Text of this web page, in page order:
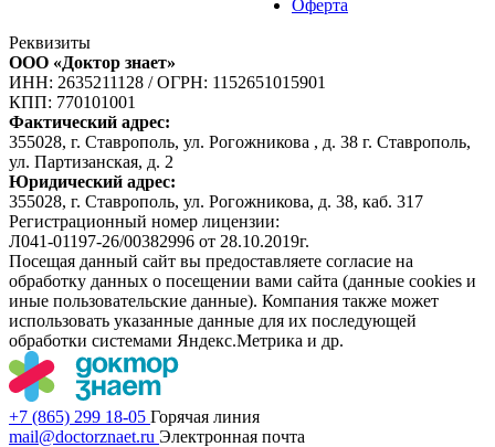
Оферта
Реквизиты
ООО «Доктор знает»
ИНН: 2635211128 /ОГРН: 1152651015901
КПП: 770101001
Фактический адрес:
355028, г. Ставрополь, ул. Рогожникова , д. 38 г. Ставрополь,
ул. Партизанская, д. 2
Юридический адрес:
355028, г. Ставрополь, ул. Рогожникова, д. 38, каб. 317
Регистрационный номер лицензии:
Л041-01197-26/00382996 от 28.10.2019г.
Посещая данный сайт вы предоставляете согласие на
обработку данных о посещении вами сайта (данные cookies и
иные пользовательские данные). Компания также может
использовать указанные данные для их последующей
обработки системами Яндекс.Метрика и др.
+7 (865) 299 18-05 Горячая линия
mail@doctorznaet.ru Электронная почта